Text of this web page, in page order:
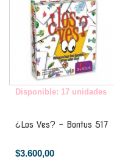
Disponible: 17 unidades
¿Los Ves? - Bontus 517
$3.600,00